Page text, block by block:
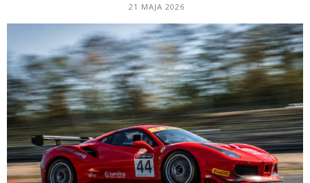
21 MAJA 2026